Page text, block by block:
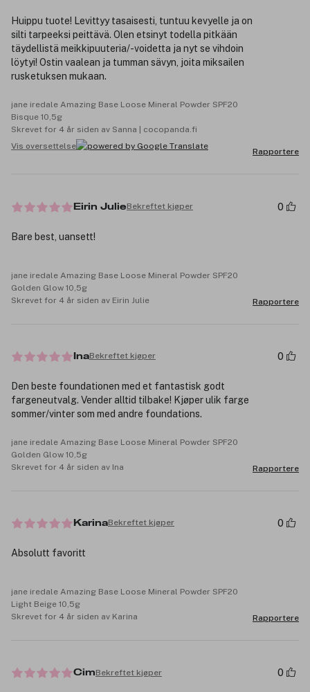
Huippu tuote! Levittyy tasaisesti, tuntuu kevyelle ja on
silti tarpeeksi peittävä. Olen etsinyt todella pitkään
täydellistä meikkipuuteria/-voidetta ja nyt se vihdoin
löytyi! Ostin vaalean ja tumman sävyn, joita miksailen
rusketuksen mukaan.
jane iredale Amazing Base Loose Mineral Powder SPF20
Bisque 10,5g
Skrevet for 4 år siden av Sanna | cocopanda.fi
Vis oversettelse
Rapportere
Eirin JulieBekreftet kjøper 0
Bare best, uansett!
jane iredale Amazing Base Loose Mineral Powder SPF20
Golden Glow 10,5g
Skrevet for 4 år siden av Eirin Julie
Rapportere
InaBekreftet kjøper 0
Den beste foundationen med et fantastisk godt
fargeneutvalg. Vender alltid tilbake! Kjøper ulik farge
sommer/vinter som med andre foundations.
jane iredale Amazing Base Loose Mineral Powder SPF20
Golden Glow 10,5g
Skrevet for 4 år siden av Ina
Rapportere
KarinaBekreftet kjøper 0
Absolutt favoritt
jane iredale Amazing Base Loose Mineral Powder SPF20
Light Beige 10,5g
Skrevet for 4 år siden av Karina
Rapportere
CimBekreftet kjøper 0